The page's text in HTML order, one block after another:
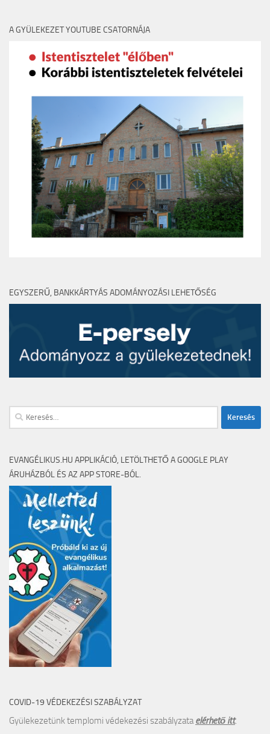
A GYÜLEKEZET YOUTUBE CSATORNÁJA
EGYSZERŰ, BANKKÁRTYÁS ADOMÁNYOZÁSI LEHETŐSÉG
EVANGÉLIKUS.HU APPLIKÁCIÓ, LETÖLTHETŐ A GOOGLE PLAY
ÁRUHÁZBÓL ÉS AZ APP STORE-BÓL.
COVID-19 VÉDEKEZÉSI SZABÁLYZAT
Gyülekezetünk templomi védekezési szabályzataelérhető itt.